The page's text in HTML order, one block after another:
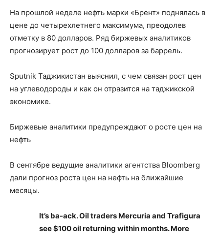
На прошлой неделе нефть марки «Брент» поднялась в
цене до четырехлетнего максимума, преодолев
отметку в 80 долларов. Ряд биржевых аналитиков
прогнозирует рост до 100 долларов за баррель.
Sputnik Таджикистан выяснил, с чем связан рост цен
на углеводороды и как он отразится на таджикской
экономике.
Биржевые аналитики предупреждают о росте цен на
нефть
В сентябре ведущие аналитики агентства Bloomberg
дали прогноз роста цен на нефть на ближайшие
месяцы.
It’s ba-ack. Oil traders Mercuria and Trafigura
see $100 oil returning within months. More